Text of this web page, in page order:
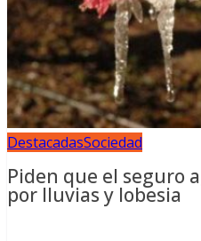
DestacadasSociedad
Piden que el seguro
por lluvias y lobesia